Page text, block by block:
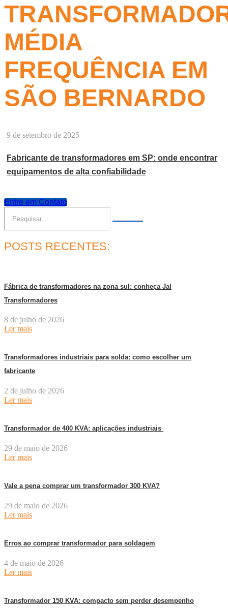
MÉDIA
FREQUÊNCIA EM
SÃO BERNARDO
9 de setembro de 2025
Fabricante de transformadores em SP: onde encontrar
equipamentos de alta confiabilidade
Entre em Contato
POSTS RECENTES:
Fábrica de transformadores na zona sul: conheça Jal
Transformadores
8 de julho de 2026
Ler mais
Transformadores industriais para solda: como escolher um
fabricante
2 de julho de 2026
Ler mais
Transformador de 400 KVA: aplicações industriais
29 de maio de 2026
Ler mais
Vale a pena comprar um transformador 300 KVA?
29 de maio de 2026
Ler mais
Erros ao comprar transformador para soldagem
4 de maio de 2026
Ler mais
Transformador 150 KVA: compacto sem perder desempenho